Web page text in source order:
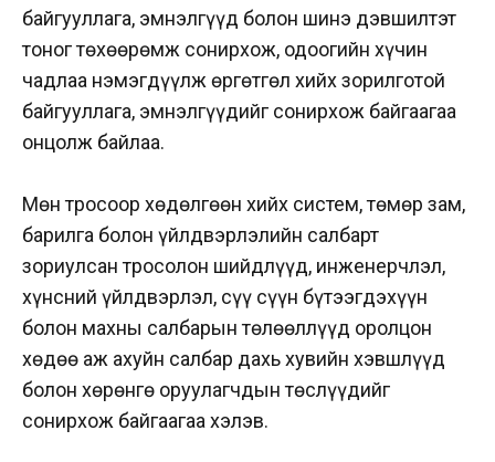
байгууллага, эмнэлгүүд болон шинэ дэвшилтэт
тоног төхөөрөмж сонирхож, одоогийн хүчин
чадлаа нэмэгдүүлж өргөтгөл хийх зорилготой
байгууллага, эмнэлгүүдийг сонирхож байгаагаа
онцолж байлаа.
Мөн тросоор хөдөлгөөн хийх систем, төмөр зам,
барилга болон үйлдвэрлэлийн салбарт
зориулсан тросолон шийдлүүд, инженерчлэл,
хүнсний үйлдвэрлэл, сүү сүүн бүтээгдэхүүн
болон махны салбарын төлөөллүүд оролцон
хөдөө аж ахуйн салбар дахь хувийн хэвшлүүд
болон хөрөнгө оруулагчдын төслүүдийг
сонирхож байгаагаа хэлэв.